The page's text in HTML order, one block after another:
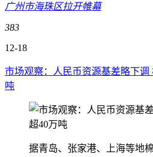
广州市海珠区拉开帷幕
383
12-18
市场观察：人民币资源基差略下调
吨
据青岛、张家港、上海等地